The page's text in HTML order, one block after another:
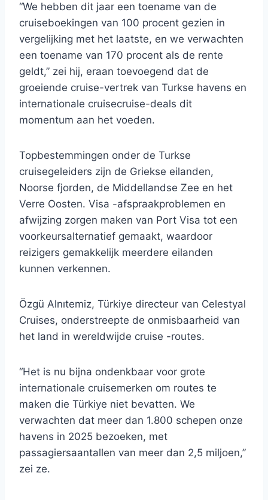
“We hebben dit jaar een toename van de
cruiseboekingen van 100 procent gezien in
vergelijking met het laatste, en we verwachten
een toename van 170 procent als de rente
geldt,” zei hij, eraan toevoegend dat de
groeiende cruise-vertrek van Turkse havens en
internationale cruisecruise-deals dit
momentum aan het voeden.
Topbestemmingen onder de Turkse
cruisegeleiders zijn de Griekse eilanden,
Noorse fjorden, de Middellandse Zee en het
Verre Oosten. Visa -afspraakproblemen en
afwijzing zorgen maken van Port Visa tot een
voorkeursalternatief gemaakt, waardoor
reizigers gemakkelijk meerdere eilanden
kunnen verkennen.
Özgü Alnıtemiz, Türkiye directeur van Celestyal
Cruises, onderstreepte de onmisbaarheid van
het land in wereldwijde cruise -routes.
“Het is nu bijna ondenkbaar voor grote
internationale cruisemerken om routes te
maken die Türkiye niet bevatten. We
verwachten dat meer dan 1.800 schepen onze
havens in 2025 bezoeken, met
passagiersaantallen van meer dan 2,5 miljoen,”
zei ze.